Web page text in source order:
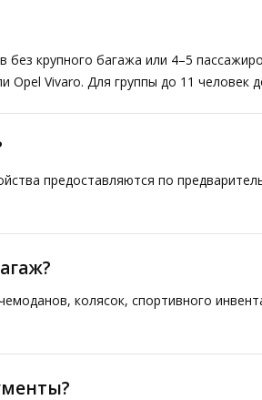
без крупного багажа или 4–5
Vivaro. Для группы до 11 человек
предоставляются по
колясок, спортивного